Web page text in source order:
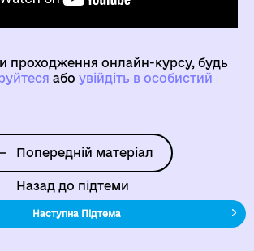
проходження онлайн-курсу, будь
aбо увійдіть в особистий
Попередній матеріал
Назад до підтеми
Наступна Підтема